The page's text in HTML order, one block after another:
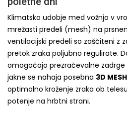
Klimatsko udobje med vožnjo v
mrežasti predeli (mesh) na
ventilacijski predeli so zaščiteni z
pretok zraka poljubno regulirate.
omogočajo prezračevalne zadrge
jakne se nahaja posebna 3D
optimalno kroženje zraka ob
potenje na hrbtni strani.